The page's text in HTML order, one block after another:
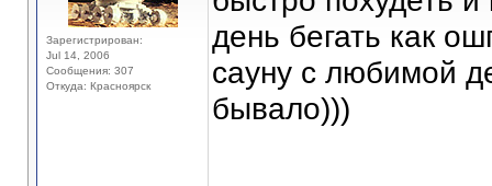
Зарегистрирован:
Jul 14, 2006
Сообщения: 307
Откуда: Красноярск
день бегать как
сауну с любимой
бывало)))